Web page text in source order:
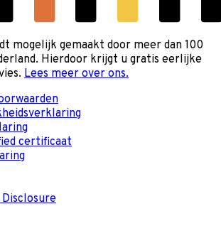
mogelijk gemaakt door meer dan 100
Hierdoor krijgt u gratis eerlijke
Lees meer over ons.
certificaat